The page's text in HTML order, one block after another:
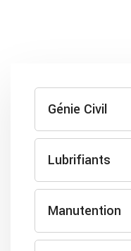
Génie Civil
Lubrifiants
Manutention